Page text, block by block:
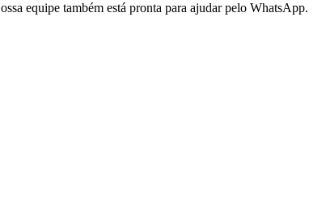
equipe também está pronta para ajudar pelo WhatsApp.